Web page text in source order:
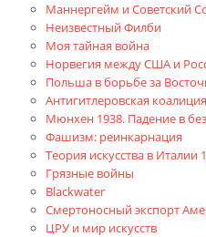
Маннергейм и Советский
Неизвестный Филби
Моя тайная война
Норвегия между США и
Польша в борьбе за
Антигитлеровская
Мюнхен 1938. Падение в
Фашизм: реинкарнация
Теория искусства в Италии
Грязные войны
Blackwater
Смертоносный экспорт
ЦРУ и мир искусств